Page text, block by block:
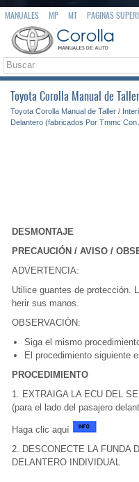
MANUALES MP MT PAGINAS
Toyota Corolla Manual de
Toyota Corolla Manual de Taller /
Delantero (fabricados Por Tmmc Con
DESMONTAJE
PRECAUCIÓN / AVISO /
ADVERTENCIA:
Utilice guantes de protección.
herir sus manos.
OBSERVACIÓN:
Siga el mismo
El procedimiento siguiente
PROCEDIMIENTO
1. EXTRAIGA LA ECU DEL
(para el lado del pasajero
Haga clic aquí
2. DESCONECTE LA FUNDA
DELANTERO INDIVIDUAL